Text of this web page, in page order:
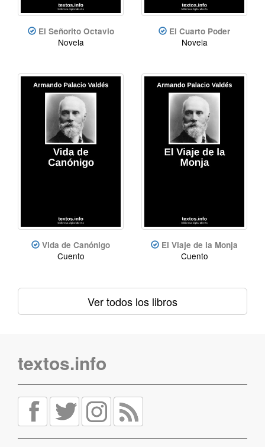
El Señorito Octavio
Novela
El Cuarto Poder
Novela
Vida de Canónigo
Cuento
El Viaje de la Monja
Cuento
Ver todos los libros
textos.info